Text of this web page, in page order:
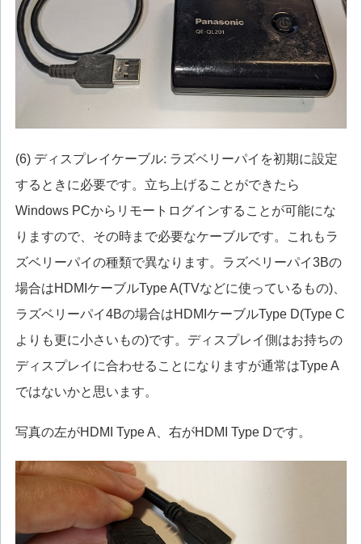
(6) ディスプレイケーブル: ラズベリーパイを初期に設定
するときに必要です。立ち上げることができたら
Windows PCからリモートログインすることが可能にな
りますので、その時まで必要なケーブルです。これもラ
ズベリーパイの種類で異なります。ラズベリーパイ3Bの
場合はHDMIケーブルType A(TVなどに使っているもの)、
ラズベリーパイ4Bの場合はHDMIケーブルType D(Type C
よりも更に小さいもの)です。ディスプレイ側はお持ちの
ディスプレイに合わせることになりますが通常はType A
ではないかと思います。
写真の左がHDMI Type A、右がHDMI Type Dです。